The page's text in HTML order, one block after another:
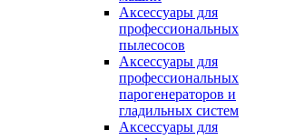
Аксессуары для
профессиональных
пылесосов
Аксессуары для
профессиональных
парогенераторов и
гладильных систем
Аксессуары для